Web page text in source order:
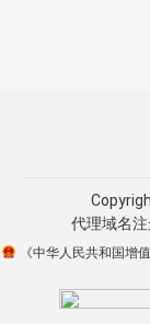
代理域名
《中华人民共和国增